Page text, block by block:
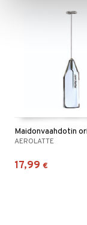
Maidonvaahdotin
AEROLATTE
17,99 €